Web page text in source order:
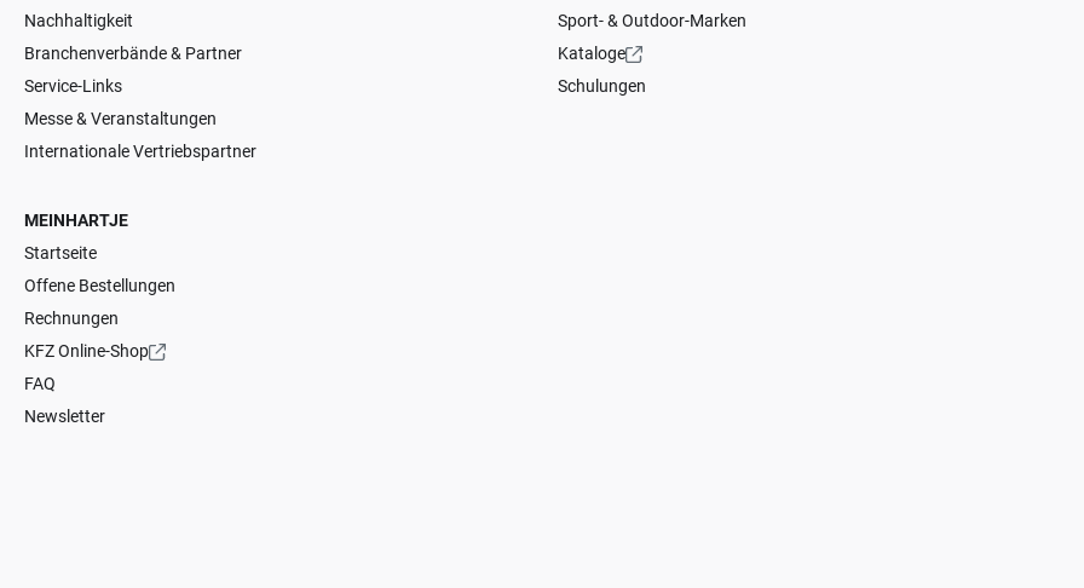
Nachhaltigkeit
Branchenverbände & Partner
Service-Links
Messe & Veranstaltungen
Internationale Vertriebspartner
Sport- & Outdoor-Marken
Kataloge
Schulungen
MEINHARTJE
Startseite
Offene Bestellungen
Rechnungen
KFZ Online-Shop
FAQ
Newsletter